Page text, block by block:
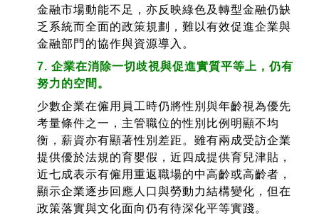
金融市場動能不足，亦反映綠色及轉型金融仍缺
乏系統而全面的政策規劃，難以有效促進企業與
金融部門的協作與資源導入。
7. 企業在消除一切歧視與促進實質平等上，仍有
努力的空間。
少數企業在僱用員工時仍將性別與年齡視為優先
考量條件之一，主管職位的性別比例明顯不均
衡，薪資亦有顯著性別差距。雖有兩成受訪企業
提供優於法規的育嬰假，近四成提供育兒津貼，
近七成表示有僱用重返職場的中高齡或高齡者，
顯示企業逐步回應人口與勞動力結構變化，但在
政策落實與文化面向仍有待深化平等實踐。